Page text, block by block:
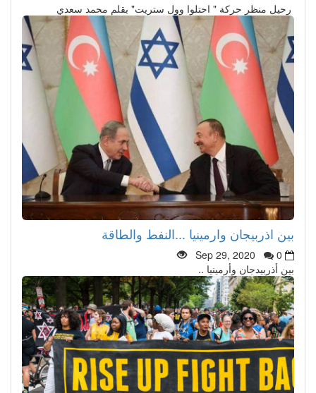
رحيل منظر حركة " احتلوا وول ستريت" بقلم محمد سعدي
بين اذربيجان وارمينيا ...النفط والطاقة
Sep 29, 2020
0
بين أذربيدجان وأرمينيا ..